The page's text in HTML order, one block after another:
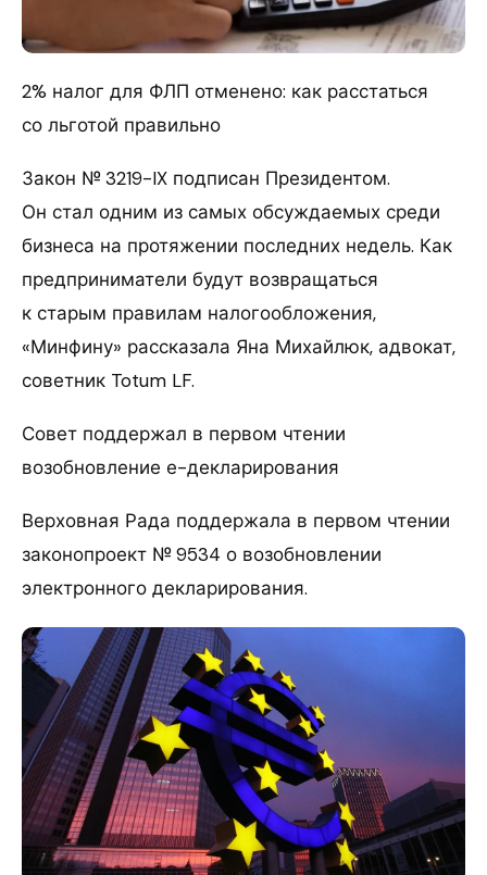
2% налог для ФЛП отменено: как расстаться
со льготой правильно
Закон № 3219-IX подписан Президентом.
Он стал одним из самых обсуждаемых среди
бизнеса на протяжении последних недель. Как
предприниматели будут возвращаться
к старым правилам налогообложения,
«Минфину» рассказала Яна Михайлюк, адвокат,
советник Totum LF.
Совет поддержал в первом чтении
возобновление е-декларирования
Верховная Рада поддержала в первом чтении
законопроект № 9534 о возобновлении
электронного декларирования.